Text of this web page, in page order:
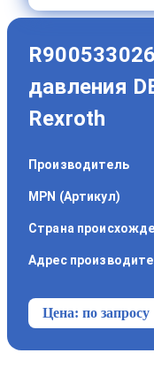
давления
Rexroth
Производитель
MPN (Артикул)
Страна
Адрес
Цена: по запросу